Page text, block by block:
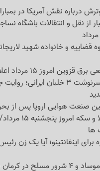
درباره نقش آمریکا در
از نقل و انتقالات باشگاه
قضاییه و خانواده شهید
امروز 15 مرداد اعلام شد+ لینک
ابهام در سرنوشت 3 خلبان
صنعت هوایی اروپا پس از
قیمت طلا و
ها
برای اینفانتینو؛ آیا یک زن